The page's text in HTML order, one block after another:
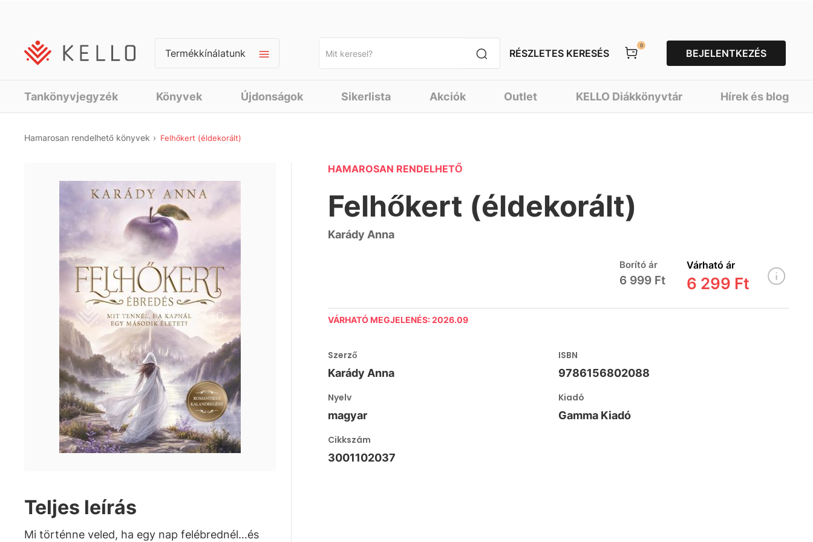
Termékkínálatunk RÉSZLETES KERESÉS
0
BEJELENTKEZÉS
Tankönyvjegyzék Könyvek Újdonságok Sikerlista Akciók Outlet KELLO Diákkönyvtár Hírek és blog
Hamarosan rendelhető könyvek Felhőkert (éldekorált)
Teljes leírás
Mi történne veled, ha egy nap felébrednél…és
HAMAROSAN RENDELHETŐ
Felhőkert (éldekorált)
Karády Anna
Borító ár
6 999 Ft
Várható ár
6 299 Ft
VÁRHATÓ MEGJELENÉS: 2026.09
Szerző
Karády Anna
ISBN
9786156802088
Nyelv
magyar
Kiadó
Gamma Kiadó
Cikkszám
3001102037